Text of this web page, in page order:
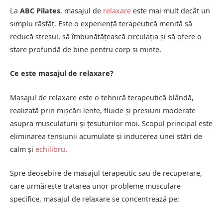
La ABC Pilates, masajul de relaxare este mai mult decât un
simplu răsfăț. Este o experiență terapeutică menită să
reducă stresul, să îmbunătățească circulația și să ofere o
stare profundă de bine pentru corp și minte.
Ce este masajul de relaxare?
Masajul de relaxare este o tehnică terapeutică blândă,
realizată prin mișcări lente, fluide și presiuni moderate
asupra musculaturii și țesuturilor moi. Scopul principal este
eliminarea tensiunii acumulate și inducerea unei stări de
calm și echilibru.
Spre deosebire de masajul terapeutic sau de recuperare,
care urmărește tratarea unor probleme musculare
specifice, masajul de relaxare se concentrează pe: